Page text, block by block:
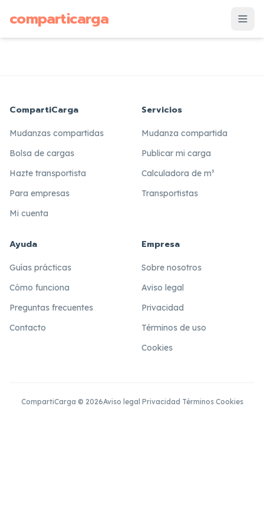
comparticarga
CompartiCarga
Mudanzas compartidas
Bolsa de cargas
Hazte transportista
Para empresas
Mi cuenta
Servicios
Mudanza compartida
Publicar mi carga
Calculadora de m³
Transportistas
Ayuda
Guías prácticas
Cómo funciona
Preguntas frecuentes
Contacto
Empresa
Sobre nosotros
Aviso legal
Privacidad
Términos de uso
Cookies
CompartiCarga © 2026Aviso legal ·Privacidad ·Términos·Cookies